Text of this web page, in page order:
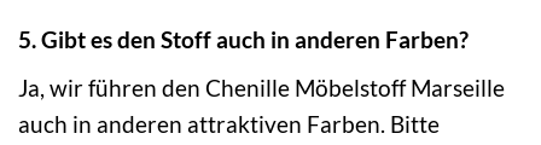
5. Gibt es den Stoff auch in anderen Farben?
Ja, wir führen den Chenille Möbelstoff Marseille
auch in anderen attraktiven Farben. Bitte